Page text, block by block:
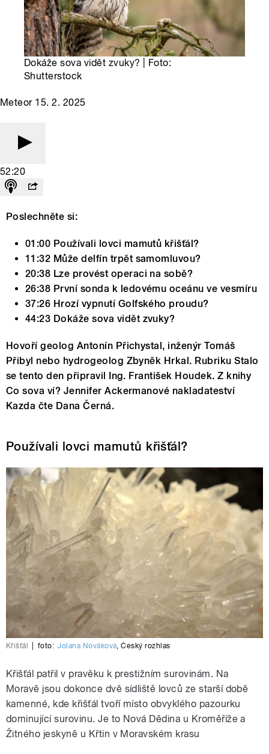
Dokáže sova vidět zvuky? | Foto:
Shutterstock
Meteor 15. 2. 2025
52:20
Poslechněte si:
01:00 Používali lovci mamutů křišťál?
11:32 Může delfín trpět samomluvou?
20:38 Lze provést operaci na sobě?
26:38 První sonda k ledovému oceánu ve vesmíru
37:26 Hrozí vypnutí Golfského proudu?
44:23 Dokáže sova vidět zvuky?
Hovoří geolog Antonín Přichystal, inženýr Tomáš
Přibyl nebo hydrogeolog Zbyněk Hrkal. Rubriku Stalo
se tento den připravil Ing. František Houdek. Z knihy
Co sova ví? Jennifer Ackermanové nakladateství
Kazda čte Dana Černá.
Používali lovci mamutů křišťál?
Křišťál foto: Jolana Nováková,Český rozhlas
Křišťál patřil v pravěku k prestižním surovinám. Na
Moravě jsou dokonce dvě sídliště lovců ze starší době
kamenné, kde křišťál tvoří místo obvyklého pazourku
dominující surovinu. Je to Nová Dědina u Kroměříže a
Žitného jeskyně u Křtin v Moravském krasu